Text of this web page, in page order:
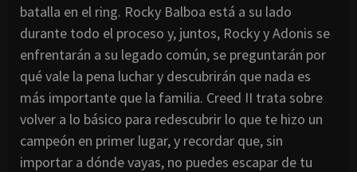
batalla en el ring. Rocky Balboa está a su lado
durante todo el proceso y, juntos, Rocky y Adonis se
enfrentarán a su legado común, se preguntarán por
qué vale la pena luchar y descubrirán que nada es
más importante que la familia. Creed II trata sobre
volver a lo básico para redescubrir lo que te hizo un
campeón en primer lugar, y recordar que, sin
importar a dónde vayas, no puedes escapar de tu